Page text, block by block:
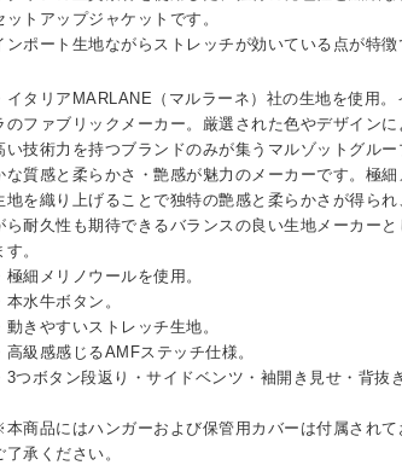
ットアップジャケットです。
ンポート生地ながらストレッチが効いている点が特徴
イタリアMARLANE（マルラーネ）社の生地を使用。
のファブリックメーカー。厳選された色やデザインに
い技術力を持つブランドのみが集うマルゾットグルー
な質感と柔らかさ・艶感が魅力のメーカーです。極
地を織り上げることで独特の艶感と柔らかさが得ら
ら耐久性も期待できるバランスの良い生地メーカーと
す。
極細メリノウールを使用。
本水牛ボタン。
動きやすいストレッチ生地。
高級感感じるAMFステッチ仕様。
3つボタン段返り・サイドベンツ・袖開き見せ・背抜
商品にはハンガーおよび保管用カバーは付属されて
了承ください。